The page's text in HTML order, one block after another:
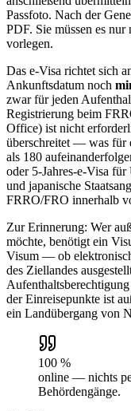
Passfoto. Nach der
PDF. Sie müssen es
vorlegen.
Das e-Visa richtet sich
Ankunftsdatum noch
zwar für jeden
Registrierung beim
Office) ist nicht
überschreitet — was für
als 180
oder 5-Jahres-e-Visa
und japanische
FRRO/FRO innerhalb
Zur Erinnerung: Wer
möchte, benötigt ein
Visum — ob
des Ziellandes
der Einreisepunkte ist
ein Landübergang von
100 %
online — nichts
Behördengänge.